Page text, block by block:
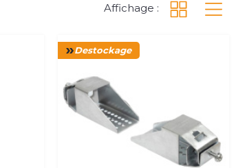
Affichage :
Destockage